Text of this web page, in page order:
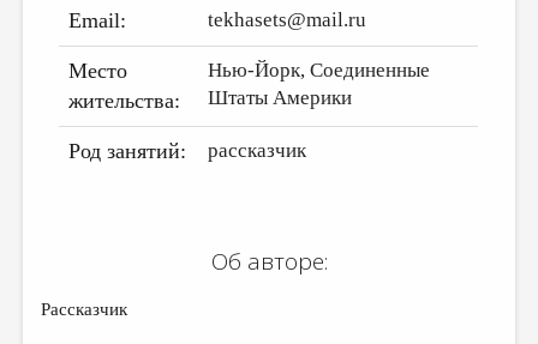
КОНКУРСЫ
ДЕТСКАЯ КОМНАТА
КНИЖНАЯ ПОЛКА
ОБЗОР ЛИТЕРАТУРЫ
Email: tekhasets@mail.ru
Место
жительства:
Нью-Йорк, Соединенные
Штаты Америки
Род занятий: рассказчик
Об авторе:
Рассказчик